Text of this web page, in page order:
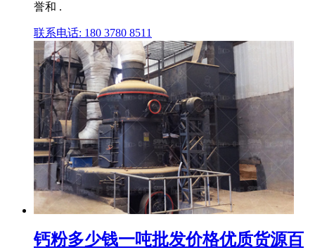
誉和 .
联系电话: 180 3780 8511
钙粉多少钱一吨批发价格优质货源百